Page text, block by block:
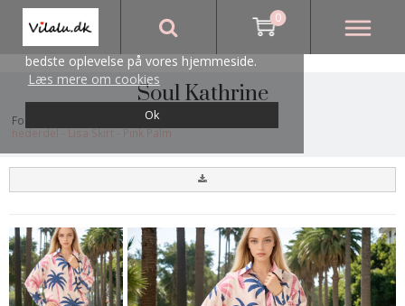
Vi bruger cookies for at sikre, at du får den
bedste oplevelse på vores hjemmeside.
Læs mere om cookies
Ok
Soul Kathrine
Forside Brands
nederdel - Lisa Skirt - Pink Palm
0